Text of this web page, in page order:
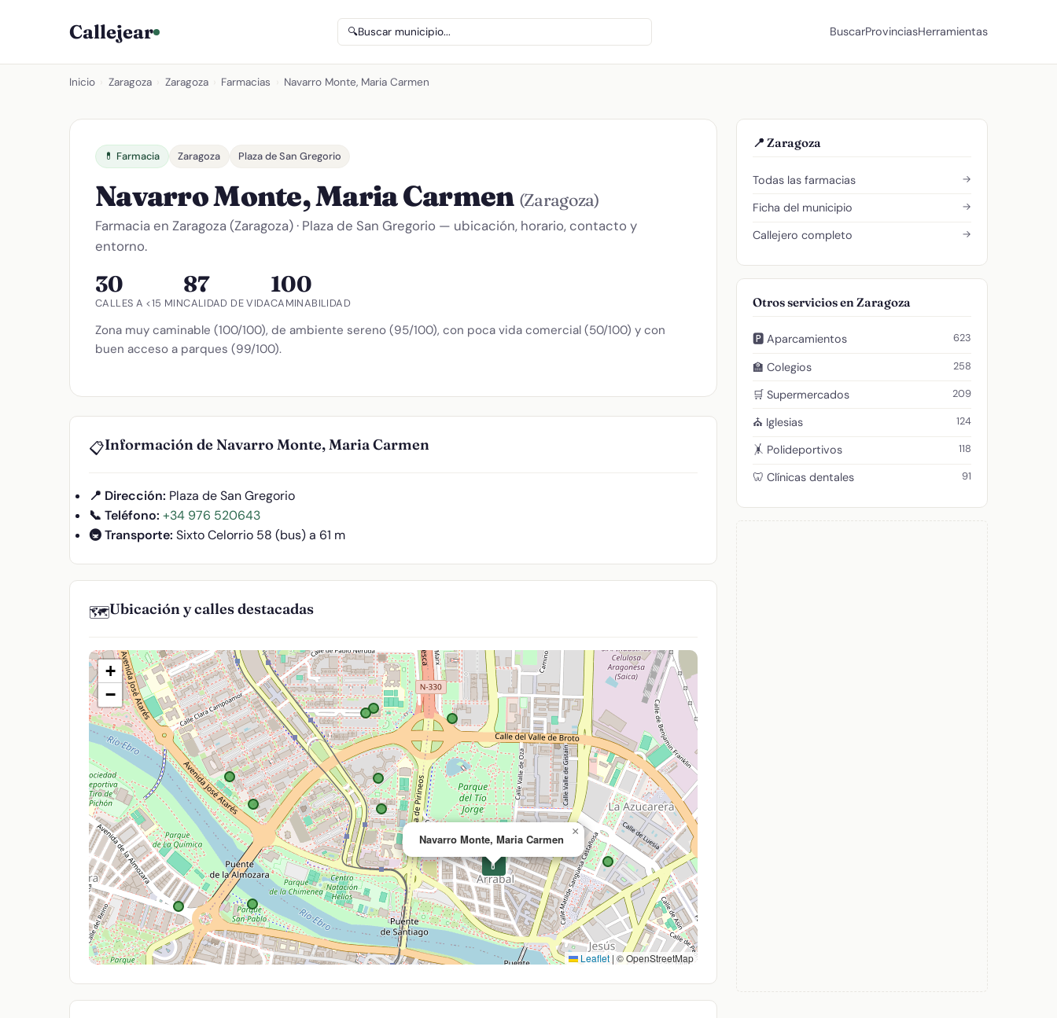
Callejear 🔍Buscar municipio... BuscarProvinciasHerramientas
Inicio Zaragoza Zaragoza Farmacias Navarro Monte, Maria Carmen
💊 Farmacia Zaragoza Plaza de San Gregorio
Navarro Monte, Maria Carmen (Zaragoza)
Farmacia en Zaragoza (Zaragoza) · Plaza de San Gregorio — ubicación, horario, contacto y
entorno.
30
CALLES A <15 MIN
87
CALIDAD DE VIDA
100
CAMINABILIDAD
Zona muy caminable (100/100), de ambiente sereno (95/100), con poca vida comercial (50/100) y con
buen acceso a parques (99/100).
📋Información de Navarro Monte, Maria Carmen
📍 Dirección: Plaza de San Gregorio
📞 Teléfono: +34 976 520643
🚇 Transporte: Sixto Celorrio 58 (bus) a 61 m
🗺️Ubicación y calles destacadas
💊
Navarro Monte, Maria Carmen
×
+
−
Leaflet | © OpenStreetMap
📍 Zaragoza
Todas las farmacias →
Ficha del municipio →
Callejero completo →
Otros servicios en Zaragoza
🅿️ Aparcamientos 623
🏫 Colegios 258
🛒 Supermercados 209
⛪ Iglesias 124
🤸 Polideportivos 118
🦷 Clínicas dentales 91